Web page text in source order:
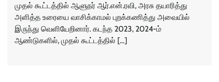
முதல் கூட்டத்தில் ஆளுநர் ஆர்.என்.ரவி, அரசு தயாரித்து
அளித்த உரையை வாசிக்காமல் புறக்கணித்து அவையில்
இருந்து வெளியேறினார். கடந்த 2023, 2024-ம்
ஆண்டுகளில், முதல் கூட்டத்தில் […]